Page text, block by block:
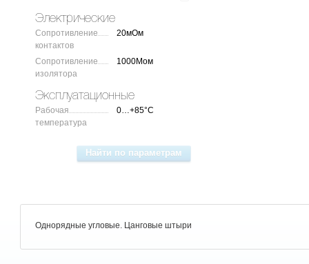
Электрические
Сопротивление
контактов
20мОм
Сопротивление
изолятора
1000Мом
Эксплуатационные
Рабочая
температура
0…+85°C
Однорядные угловые. Цанговые штыри